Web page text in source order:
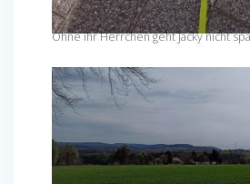
Ohne ihr Herrchen geht Jacky nicht